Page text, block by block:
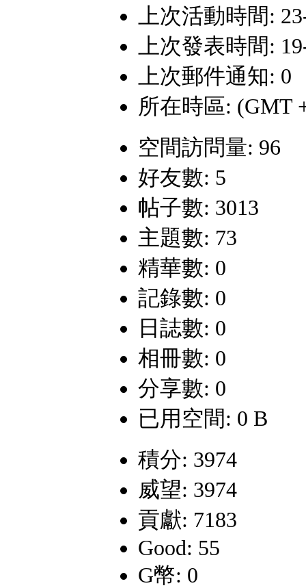
上次活動時間:
上次發表時間:
上次郵件通知: 0
所在時區: (GMT
空間訪問量: 96
好友數: 5
帖子數: 3013
主題數: 73
精華數: 0
記錄數: 0
日誌數: 0
相冊數: 0
分享數: 0
已用空間: 0 B
積分: 3974
威望: 3974
貢獻: 7183
Good: 55
G幣: 0